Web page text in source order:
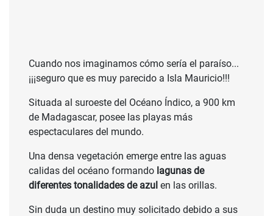
Cuando nos imaginamos cómo sería el paraíso...
¡¡¡seguro que es muy parecido a Isla Mauricio!!!
Situada al suroeste del Océano Índico, a 900 km
de Madagascar, posee las playas más
espectaculares del mundo.
Una densa vegetación emerge entre las aguas
calidas del océano formando lagunas de
diferentes tonalidades de azul en las orillas.
Sin duda un destino muy solicitado debido a sus